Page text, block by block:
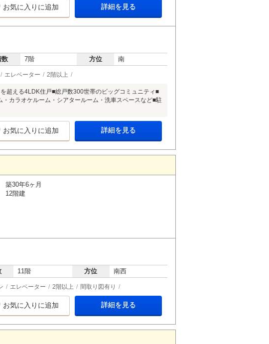
お気に入りに追加 詳細を見る
数 7階 方位 南
エレベーター 2階以上
超える4LDK住戸■総戸数300世帯のビッグコミュニティ■
カラオケルーム・シアタールーム・洗車スペースなど■駐
お気に入りに追加 詳細を見る
築30年6ヶ月
12階建
11階 方位 南西
エレベーター 2階以上 間取り図有り
お気に入りに追加 詳細を見る